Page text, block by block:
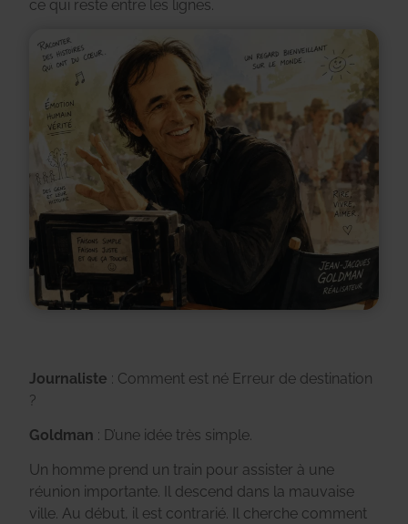
ce qui reste entre les lignes.
Journaliste : Comment est né Erreur de destination
?
Goldman : D’une idée très simple.
Un homme prend un train pour assister à une
réunion importante. Il descend dans la mauvaise
ville. Au début, il est contrarié. Il cherche comment